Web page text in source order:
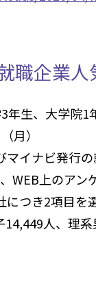
職企業
生、大学院1
月）
イナビ発行の
WEB上のアン
つき2項目を
人、理